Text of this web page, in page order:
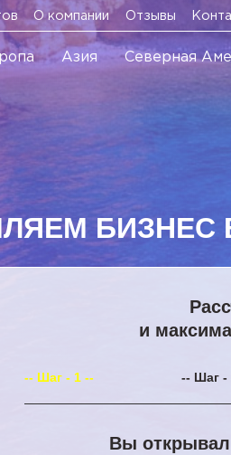
О компании Отзывы
Азия Северная
БИЗНЕС
и
-- Шаг - 1 -- -- Шаг -
Вы